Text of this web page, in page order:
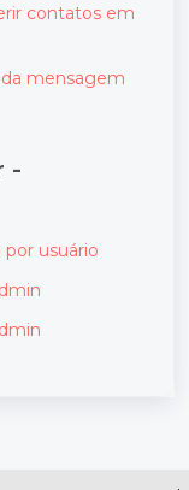
contatos em
mensagem
-
usuário